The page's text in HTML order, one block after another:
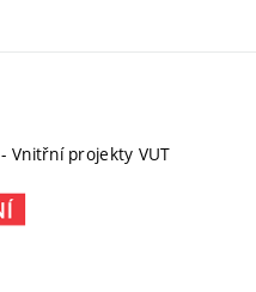
- Vnitřní projekty VUT